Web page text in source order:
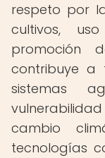
respeto por
cultivos,
promoción
contribuye a
sistemas
cambio
tecnologías